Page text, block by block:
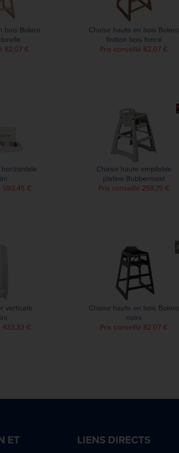
bois Bolero
82,07 €
Chaise haute en bois Bolero
finition bois foncé
Prix conseillé 82,07 €
593,45 €
Chaise haute empilable
platine Rubbermaid
Prix conseillé 259,75 €
verticale
433,33 €
Chaise haute en bois Bolero
noire
Prix conseillé 82,07 €
ET
LIENS DIRECTS